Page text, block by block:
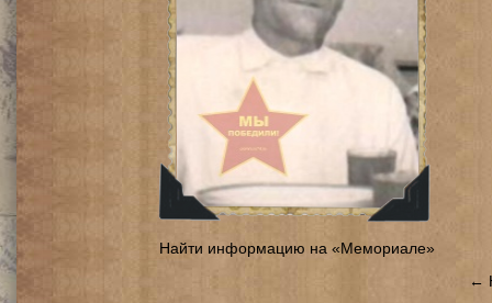
Найти информацию на «Мемориале»
←